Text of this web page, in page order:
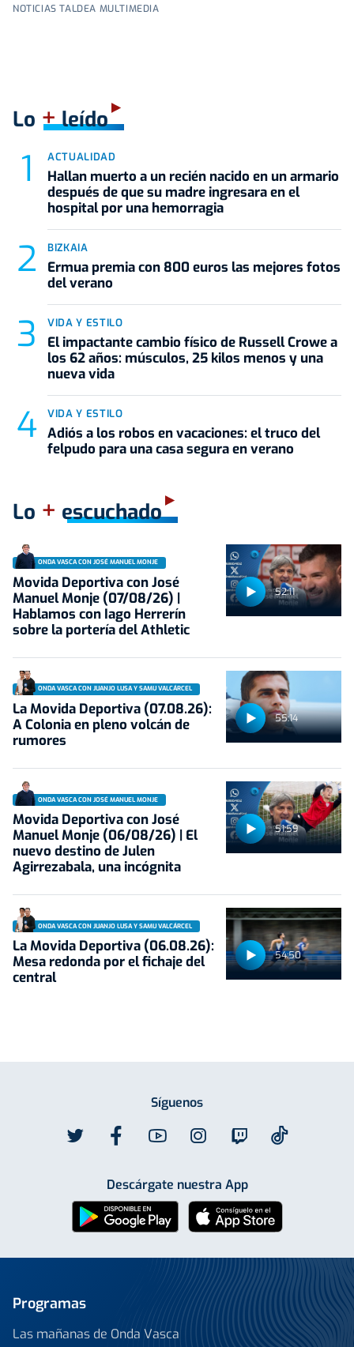
NOTICIAS TALDEA MULTIMEDIA
Lo +leído
ACTUALIDAD
Hallan muerto a un recién nacido en un armario
después de que su madre ingresara en el
hospital por una hemorragia
BIZKAIA
Ermua premia con 800 euros las mejores fotos
del verano
VIDA Y ESTILO
El impactante cambio físico de Russell Crowe a
los 62 años: músculos, 25 kilos menos y una
nueva vida
VIDA Y ESTILO
Adiós a los robos en vacaciones: el truco del
felpudo para una casa segura en verano
Lo + escuchado
52:11
ONDA VASCA CON JOSÉ MANUEL MONJE
Movida Deportiva con José
Manuel Monje (07/08/26) |
Hablamos con Iago Herrerín
sobre la portería del Athletic
55:14
ONDA VASCA CON JUANJO LUSA Y SAMU VALCÁRCEL
La Movida Deportiva (07.08.26):
A Colonia en pleno volcán de
rumores
51:59
ONDA VASCA CON JOSÉ MANUEL MONJE
Movida Deportiva con José
Manuel Monje (06/08/26) | El
nuevo destino de Julen
Agirrezabala, una incógnita
54:50
ONDA VASCA CON JUANJO LUSA Y SAMU VALCÁRCEL
La Movida Deportiva (06.08.26):
Mesa redonda por el fichaje del
central
Síguenos
Descárgate nuestra App
Programas
Las mañanas de Onda Vasca